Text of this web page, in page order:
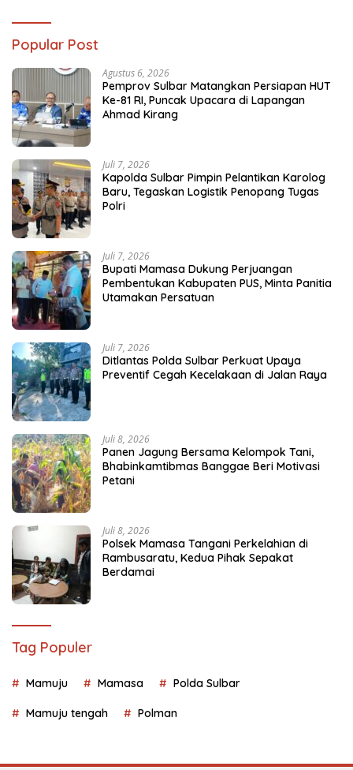
Popular Post
Agustus 6, 2026
Pemprov Sulbar Matangkan Persiapan HUT
Ke-81 RI, Puncak Upacara di Lapangan
Ahmad Kirang
Juli 7, 2026
Kapolda Sulbar Pimpin Pelantikan Karolog
Baru, Tegaskan Logistik Penopang Tugas
Polri
Juli 7, 2026
Bupati Mamasa Dukung Perjuangan
Pembentukan Kabupaten PUS, Minta Panitia
Utamakan Persatuan
Juli 7, 2026
Ditlantas Polda Sulbar Perkuat Upaya
Preventif Cegah Kecelakaan di Jalan Raya
Juli 8, 2026
Panen Jagung Bersama Kelompok Tani,
Bhabinkamtibmas Banggae Beri Motivasi
Petani
Juli 8, 2026
Polsek Mamasa Tangani Perkelahian di
Rambusaratu, Kedua Pihak Sepakat
Berdamai
Tag Populer
Mamuju Mamasa Polda Sulbar
Mamuju tengah Polman